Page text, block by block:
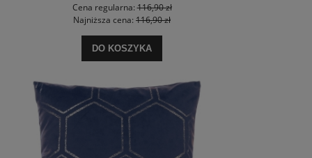
Cena regularna:116,90 zł
Najniższa cena: 116,90 zł
DO KOSZYKA